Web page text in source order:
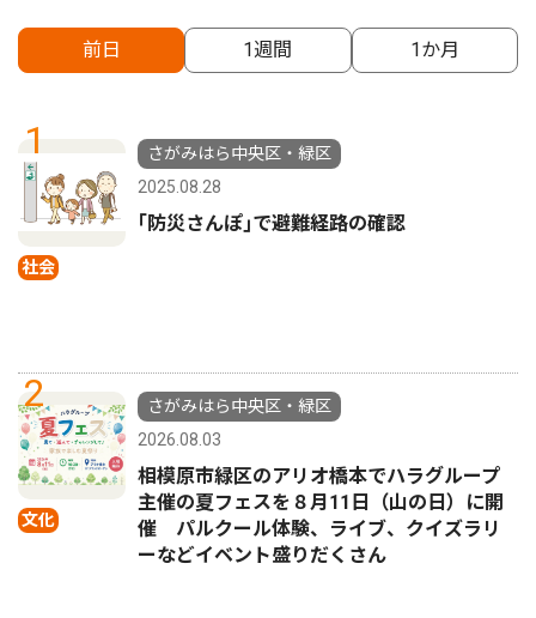
前日 1週間 1か月
1
社会
さがみはら中央区・緑区
2025.08.28
｢防災さんぽ｣で避難経路の確認
2
文化
さがみはら中央区・緑区
2026.08.03
相模原市緑区のアリオ橋本でハラグループ
主催の夏フェスを８月11日（山の日）に開
催 パルクール体験、ライブ、クイズラリ
ーなどイベント盛りだくさん